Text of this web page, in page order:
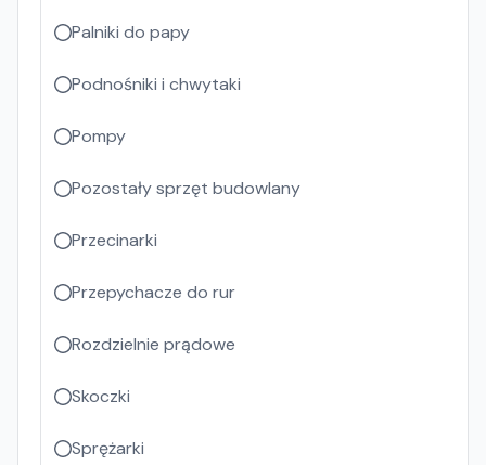
Palniki do papy
Podnośniki i chwytaki
Pompy
Pozostały sprzęt budowlany
Przecinarki
Przepychacze do rur
Rozdzielnie prądowe
Skoczki
Sprężarki